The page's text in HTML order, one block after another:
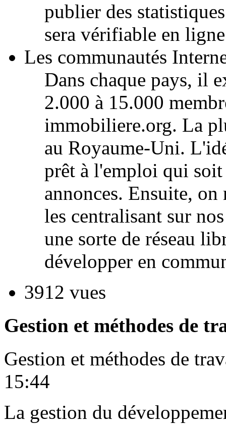
publier des
sera vérifiable en
Les communautés
Dans chaque pays, il
2.000 à 15.000
immobiliere.org. La
au Royaume-Uni.
prêt à l'emploi qui soit
annonces. Ensuite,
les centralisant sur
une sorte de réseau
développer en
3912 vues
Gestion et méthodes de
Gestion et méthodes de
15:44
La gestion du